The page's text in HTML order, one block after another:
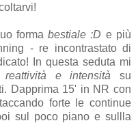
formabestiale :D e più
- re incontrastato di
In questa seduta mi
reattività e intensità su
Dapprima 15' in NR con
forte le continue
sul poco piano e sullla